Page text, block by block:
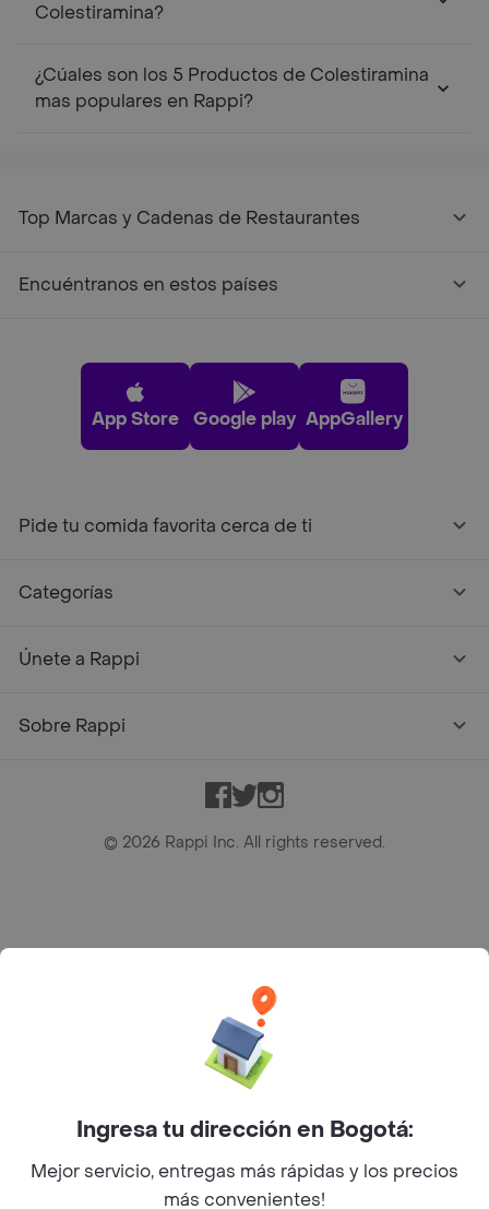
Colestiramina?
¿Cúales son los 5 Productos de Colestiramina
mas populares en Rappi?
Top Marcas y Cadenas de Restaurantes
Encuéntranos en estos países
App Store Google play AppGallery
Pide tu comida favorita cerca de ti
Categorías
Únete a Rappi
Sobre Rappi
Facebook
TwitterInstagram
© 2026 Rappi Inc. All rights reserved.
Bogotá D.C. --- notificacionesrappi@rappi.com
Ingresa tu dirección en Bogotá:
Mejor servicio, entregas más rápidas y los precios
más convenientes!